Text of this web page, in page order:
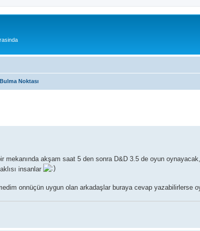
Noktası
mekanında akşam saat 5 den sonra D&D 3.5 de oyun
insanlar
onnüçün uygun olan arkadaşlar buraya cevap yazabilirlerse